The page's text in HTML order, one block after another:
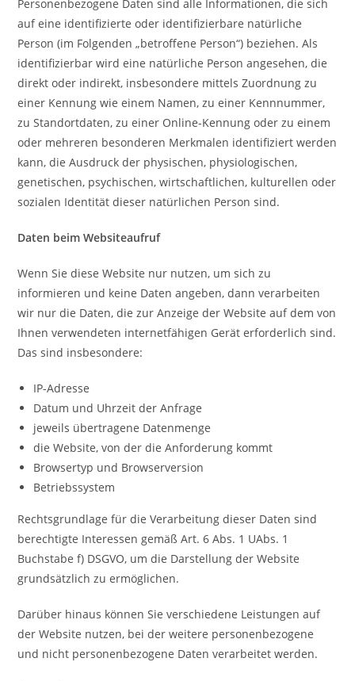
Personenbezogene Daten sind alle Informationen, die sich
auf eine identifizierte oder identifizierbare natürliche
Person (im Folgenden „betroffene Person“) beziehen. Als
identifizierbar wird eine natürliche Person angesehen, die
direkt oder indirekt, insbesondere mittels Zuordnung zu
einer Kennung wie einem Namen, zu einer Kennnummer,
zu Standortdaten, zu einer Online-Kennung oder zu einem
oder mehreren besonderen Merkmalen identifiziert werden
kann, die Ausdruck der physischen, physiologischen,
genetischen, psychischen, wirtschaftlichen, kulturellen oder
sozialen Identität dieser natürlichen Person sind.
Daten beim Websiteaufruf
Wenn Sie diese Website nur nutzen, um sich zu
informieren und keine Daten angeben, dann verarbeiten
wir nur die Daten, die zur Anzeige der Website auf dem von
Ihnen verwendeten internetfähigen Gerät erforderlich sind.
Das sind insbesondere:
IP-Adresse
Datum und Uhrzeit der Anfrage
jeweils übertragene Datenmenge
die Website, von der die Anforderung kommt
Browsertyp und Browserversion
Betriebssystem
Rechtsgrundlage für die Verarbeitung dieser Daten sind
berechtigte Interessen gemäß Art. 6 Abs. 1 UAbs. 1
Buchstabe f) DSGVO, um die Darstellung der Website
grundsätzlich zu ermöglichen.
Darüber hinaus können Sie verschiedene Leistungen auf
der Website nutzen, bei der weitere personenbezogene
und nicht personenbezogene Daten verarbeitet werden.